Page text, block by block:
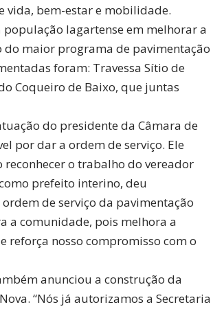
vida, bem-estar e mobilidade.
lagartense em melhorar a
maior programa de pavimentação
foram: Travessa Sítio de
Coqueiro de Baixo, que juntas
do presidente da Câmara de
por dar a ordem de serviço. Ele
o trabalho do vereador
prefeito interino, deu
de serviço da pavimentação
a comunidade, pois melhora a
nosso compromisso com o
anunciou a construção da
“Nós já autorizamos a Secretaria